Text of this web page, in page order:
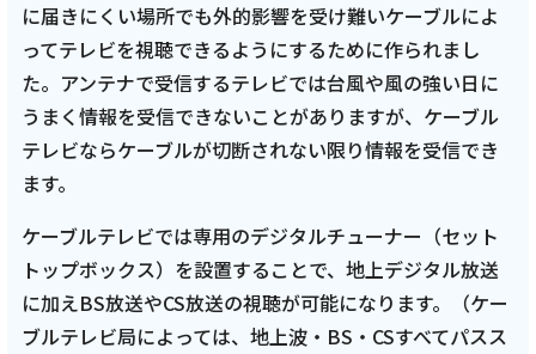
に届きにくい場所でも外的影響を受け難いケーブルによ
ってテレビを視聴できるようにするために作られまし
た。アンテナで受信するテレビでは台風や風の強い日に
うまく情報を受信できないことがありますが、ケーブル
テレビならケーブルが切断されない限り情報を受信でき
ます。
ケーブルテレビでは専用のデジタルチューナー（セット
トップボックス）を設置することで、地上デジタル放送
に加えBS放送やCS放送の視聴が可能になります。（ケー
ブルテレビ局によっては、地上波・BS・CSすべてパスス